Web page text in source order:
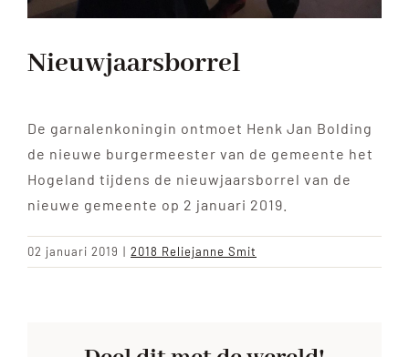
Nieuwjaarsborrel
De garnalenkoningin ontmoet Henk Jan Bolding
de nieuwe burgermeester van de gemeente het
Hogeland tijdens de nieuwjaarsborrel van de
nieuwe gemeente op 2 januari 2019.
02 januari 2019 | 2018 Reliejanne Smit